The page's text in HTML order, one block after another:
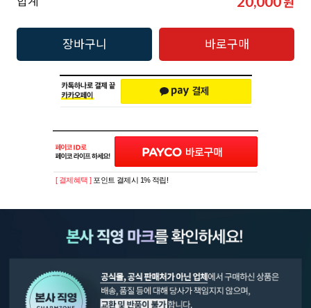
장바구니 바로구매
[ 결제혜택 ] 포인트 결제시 1% 적립!